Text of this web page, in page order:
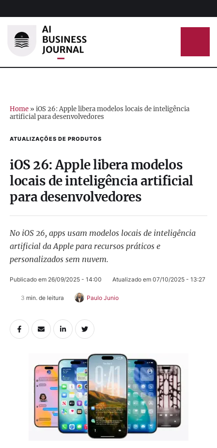
Home » iOS 26: Apple libera modelos locais de inteligência
artificial para desenvolvedores
ATUALIZAÇÕES DE PRODUTOS
iOS 26: Apple libera modelos
locais de inteligência artificial
para desenvolvedores
No iOS 26, apps usam modelos locais de inteligência
artificial da Apple para recursos práticos e
personalizados sem nuvem.
Publicado em 26/09/2025 - 14:00 Atualizado em 07/10/2025 - 13:27
3 min. de leitura Paulo Junio